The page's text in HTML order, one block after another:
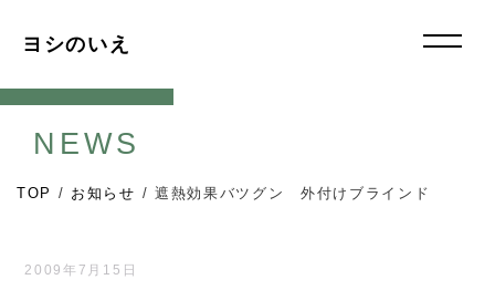
ヨシのいえ
NEWS
TOP / お知らせ / 遮熱効果バツグン 外付けブラインド
2009年7月15日